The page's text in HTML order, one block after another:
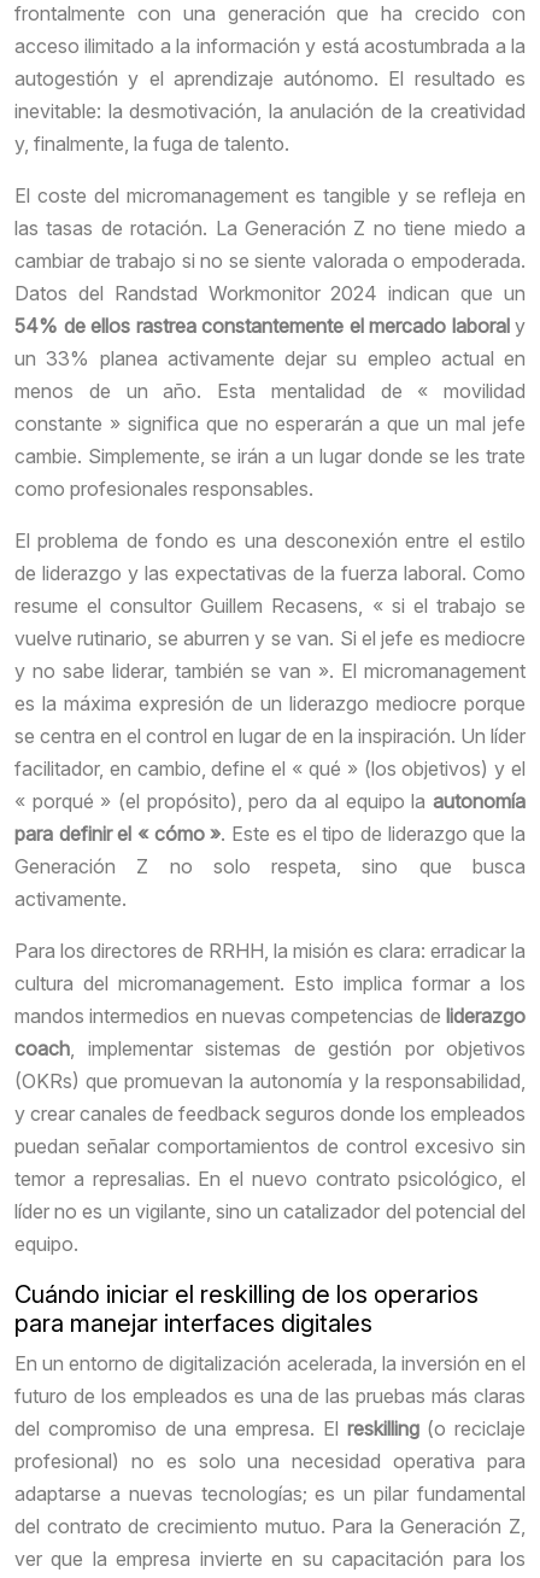
frontalmente con una generación que ha crecido con
acceso ilimitado a la información y está acostumbrada a la
autogestión y el aprendizaje autónomo. El resultado es
inevitable: la desmotivación, la anulación de la creatividad
y, finalmente, la fuga de talento.
El coste del micromanagement es tangible y se refleja en
las tasas de rotación. La Generación Z no tiene miedo a
cambiar de trabajo si no se siente valorada o empoderada.
Datos del Randstad Workmonitor 2024 indican que un
54% de ellos rastrea constantemente el mercado laboraly
un 33% planea activamente dejar su empleo actual en
menos de un año. Esta mentalidad de « movilidad
constante » significa que no esperarán a que un mal jefe
cambie. Simplemente, se irán a un lugar donde se les trate
como profesionales responsables.
El problema de fondo es una desconexión entre el estilo
de liderazgo y las expectativas de la fuerza laboral. Como
resume el consultor Guillem Recasens, « si el trabajo se
vuelve rutinario, se aburren y se van. Si el jefe es mediocre
y no sabe liderar, también se van ». El micromanagement
es la máxima expresión de un liderazgo mediocre porque
se centra en el control en lugar de en la inspiración. Un líder
facilitador, en cambio, define el « qué » (los objetivos) y el
« porqué » (el propósito), pero da al equipo la autonomía
para definir el « cómo ». Este es el tipo de liderazgo que la
Generación Z no solo respeta, sino que busca
activamente.
Para los directores de RRHH, la misión es clara: erradicar la
cultura del micromanagement. Esto implica formar a los
mandos intermedios en nuevas competencias de liderazgo
coach, implementar sistemas de gestión por objetivos
(OKRs) que promuevan la autonomía y la responsabilidad,
y crear canales de feedback seguros donde los empleados
puedan señalar comportamientos de control excesivo sin
temor a represalias. En el nuevo contrato psicológico, el
líder no es un vigilante, sino un catalizador del potencial del
equipo.
Cuándo iniciar el reskilling de los operarios
para manejar interfaces digitales
En un entorno de digitalización acelerada, la inversión en el
futuro de los empleados es una de las pruebas más claras
del compromiso de una empresa. El reskilling(o reciclaje
profesional) no es solo una necesidad operativa para
adaptarse a nuevas tecnologías; es un pilar fundamental
del contrato de crecimiento mutuo. Para la Generación Z,
ver que la empresa invierte en su capacitación para los